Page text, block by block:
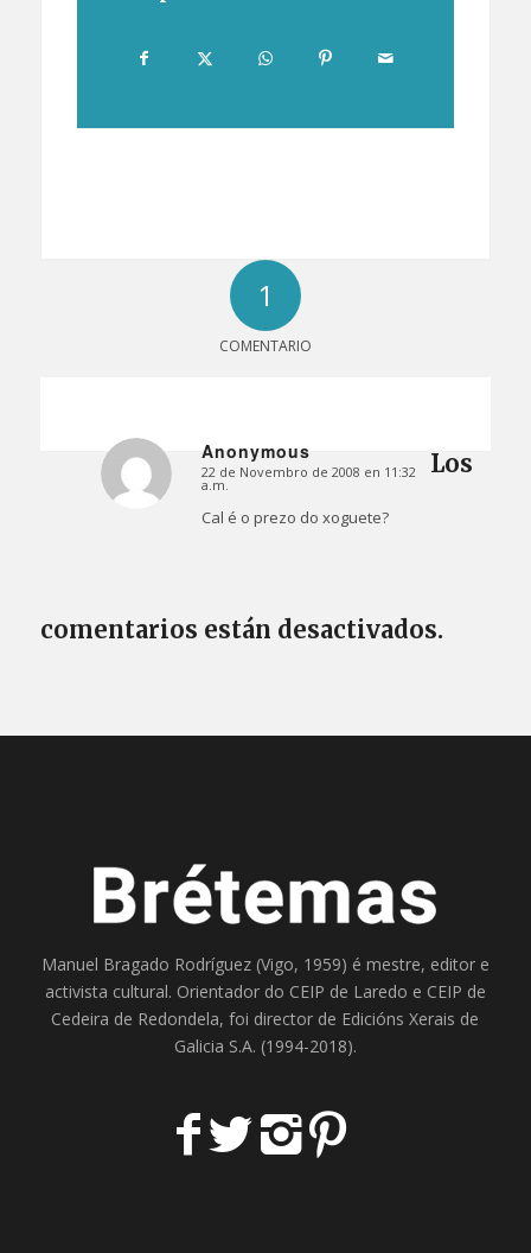
1
COMENTARIO
Anonymous
Dice:
22 de Novembro de 2008 en 11:32
a.m.
Cal é o prezo do xoguete?
Los
comentarios están desactivados.
Manuel Bragado Rodríguez (Vigo, 1959) é mestre, editor e
activista cultural. Orientador do CEIP de Laredo e CEIP de
Cedeira de Redondela, foi director de Edicións Xerais de
Galicia S.A. (1994-2018).